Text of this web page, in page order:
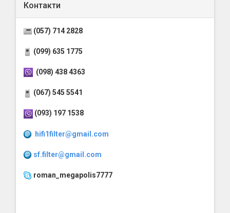
Контакти
(057) 714 2828
(099) 635 1775
(098) 438 4363
(067) 545 5541
(093) 197 1538
hifi1filter@gmail.com
sf.filter@gmail.com
roman_megapolis7777